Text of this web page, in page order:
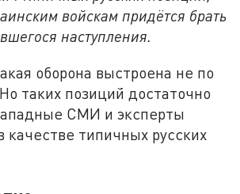
войскам придётся брать
наступления.
оборона выстроена не по
таких позиций достаточно
СМИ и эксперты
качестве типичных русских